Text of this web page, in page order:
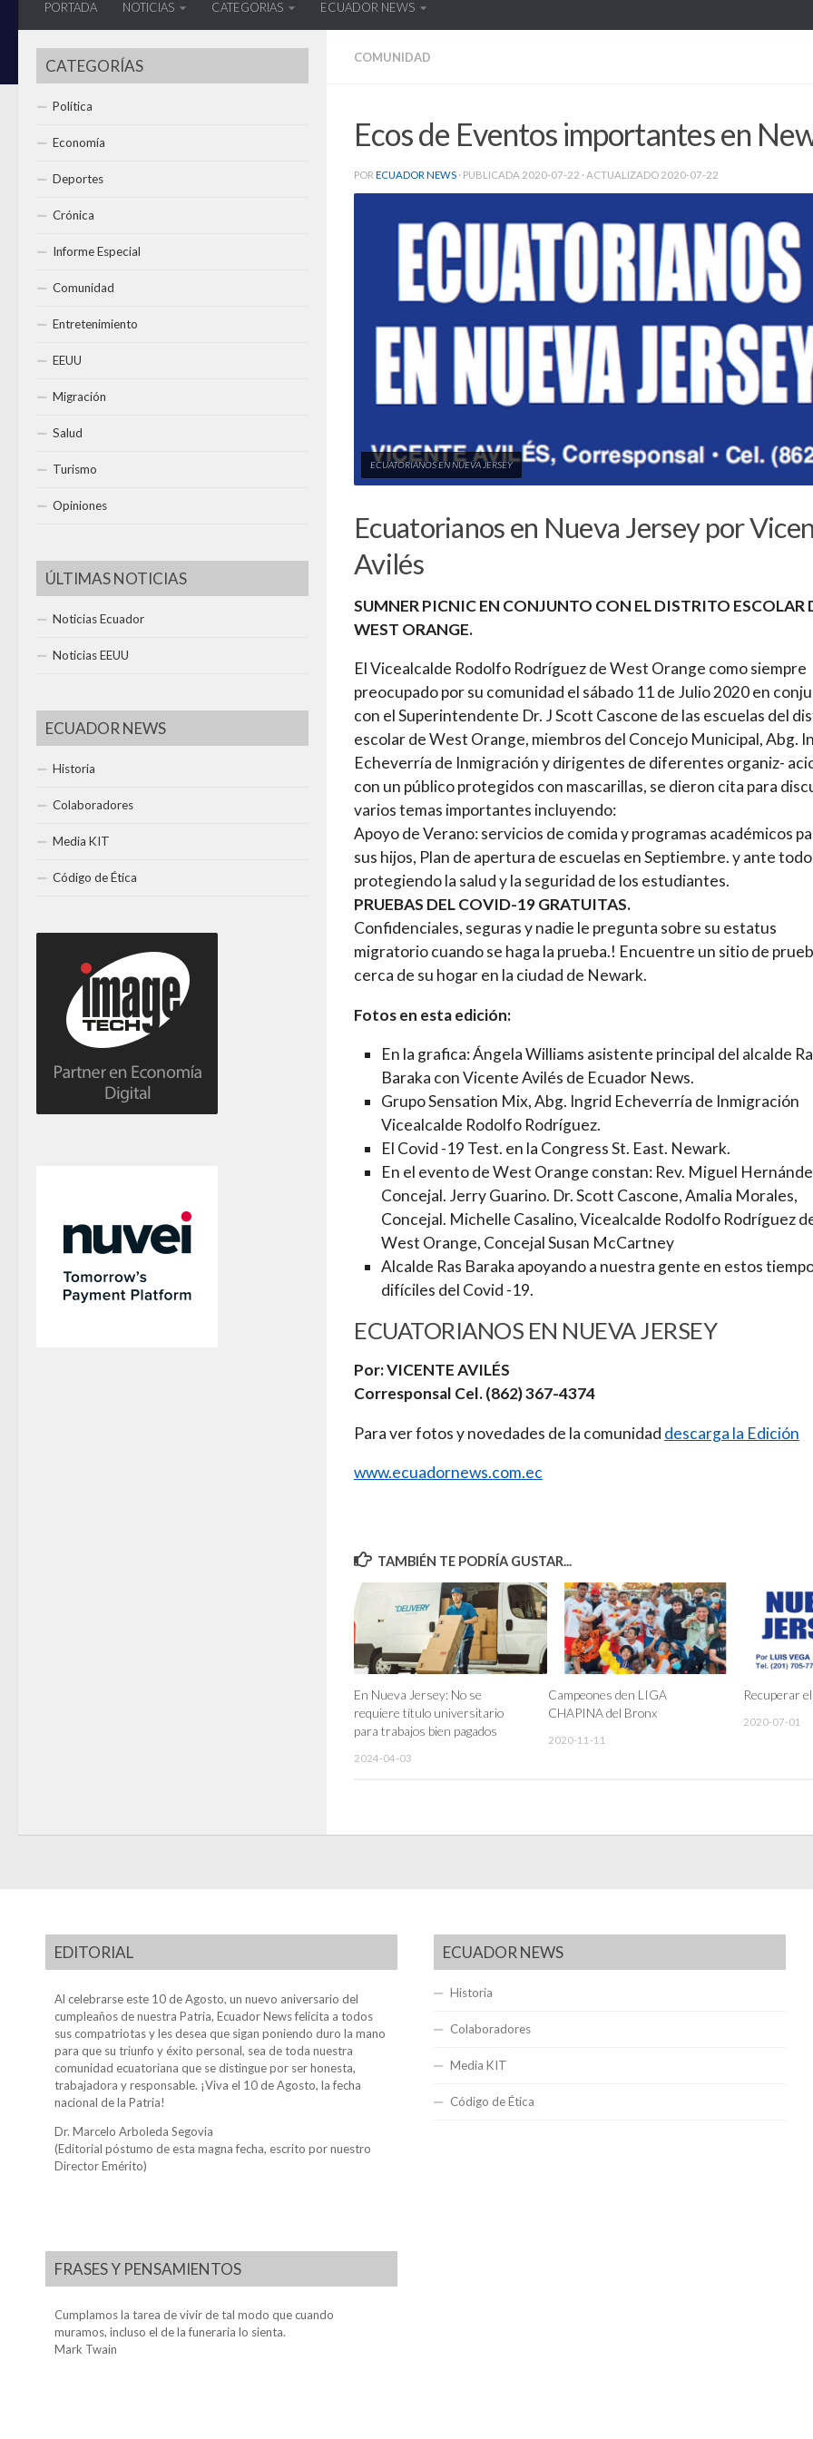
PORTADA NOTICIAS CATEGORIAS ECUADOR NEWS
COMUNIDAD
Ecos de Eventos importantes en
POR ECUADOR NEWS · PUBLICADA 2020-07-22 · ACTUALIZADO 2020-07-22
ECUATORIANOS EN NUEVA JERSEY
Ecuatorianos en Nueva Jersey por
Avilés
SUMNER PICNIC EN CONJUNTO CON EL DISTRITO ESCOLAR
WEST ORANGE.
El Vicealcalde Rodolfo Rodríguez de West Orange como siempre
preocupado por su comunidad el sábado 11 de Julio 2020 en
con el Superintendente Dr. J Scott Cascone de las escuelas del
escolar de West Orange, miembros del Concejo Municipal, Abg.
Echeverría de Inmigración y dirigentes de diferentes organiz-
con un público protegidos con mascarillas, se dieron cita para
varios temas importantes incluyendo:
Apoyo de Verano: servicios de comida y programas académicos
sus hijos, Plan de apertura de escuelas en Septiembre. y ante todo
protegiendo la salud y la seguridad de los estudiantes.
PRUEBAS DEL COVID-19 GRATUITAS.
Confidenciales, seguras y nadie le pregunta sobre su estatus
migratorio cuando se haga la prueba.! Encuentre un sitio de
cerca de su hogar en la ciudad de Newark.
Fotos en esta edición:
En la grafica: Ángela Williams asistente principal del alcalde
Baraka con Vicente Avilés de Ecuador News.
Grupo Sensation Mix, Abg. Ingrid Echeverría de Inmigración
Vicealcalde Rodolfo Rodríguez.
El Covid -19 Test. en la Congress St. East. Newark.
En el evento de West Orange constan: Rev. Miguel
Concejal. Jerry Guarino. Dr. Scott Cascone, Amalia Morales,
Concejal. Michelle Casalino, Vicealcalde Rodolfo Rodríguez
West Orange, Concejal Susan McCartney
Alcalde Ras Baraka apoyando a nuestra gente en estos
difíciles del Covid -19.
ECUATORIANOS EN NUEVA JERSEY
Por: VICENTE AVILÉS
Corresponsal Cel. (862) 367-4374
Para ver fotos y novedades de la comunidad descarga la Edición
www.ecuadornews.com.ec
TAMBIÉN TE PODRÍA GUSTAR...
En Nueva Jersey: No se
requiere título universitario
para trabajos bien pagados
2024-04-03
Campeones den LIGA
CHAPINA del Bronx
2020-11-11
Recuperar
2020-07-01
CATEGORÍAS
Política
Economía
Deportes
Crónica
Informe Especial
Comunidad
Entretenimiento
EEUU
Migración
Salud
Turismo
Opiniones
ÚLTIMAS NOTICIAS
Noticias Ecuador
Noticias EEUU
ECUADOR NEWS
Historia
Colaboradores
Media KIT
Código de Ética
EDITORIAL
Al celebrarse este 10 de Agosto, un nuevo aniversario del
cumpleaños de nuestra Patria, Ecuador News felicita a todos
sus compatriotas y les desea que sigan poniendo duro la mano
para que su triunfo y éxito personal, sea de toda nuestra
comunidad ecuatoriana que se distingue por ser honesta,
trabajadora y responsable. ¡Viva el 10 de Agosto, la fecha
nacional de la Patria!
Dr. Marcelo Arboleda Segovia
(Editorial póstumo de esta magna fecha, escrito por nuestro
Director Emérito)
FRASES Y PENSAMIENTOS
Cumplamos la tarea de vivir de tal modo que cuando
muramos, incluso el de la funeraria lo sienta.
Mark Twain
ECUADOR NEWS
Historia
Colaboradores
Media KIT
Código de Ética